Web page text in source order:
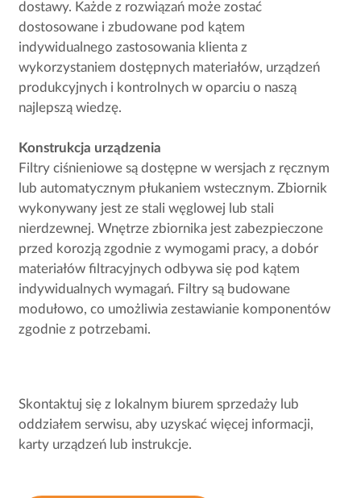
dostawy. Każde z rozwiązań może zostać
dostosowane i zbudowane pod kątem
indywidualnego zastosowania klienta z
wykorzystaniem dostępnych materiałów, urządzeń
produkcyjnych i kontrolnych w oparciu o naszą
najlepszą wiedzę.
Konstrukcja urządzenia
Filtry ciśnieniowe są dostępne w wersjach z ręcznym
lub automatycznym płukaniem wstecznym. Zbiornik
wykonywany jest ze stali węglowej lub stali
nierdzewnej. Wnętrze zbiornika jest zabezpieczone
przed korozją zgodnie z wymogami pracy, a dobór
materiałów filtracyjnych odbywa się pod kątem
indywidualnych wymagań. Filtry są budowane
modułowo, co umożliwia zestawianie komponentów
zgodnie z potrzebami.
Skontaktuj się z lokalnym biurem sprzedaży lub
oddziałem serwisu, aby uzyskać więcej informacji,
karty urządzeń lub instrukcje.